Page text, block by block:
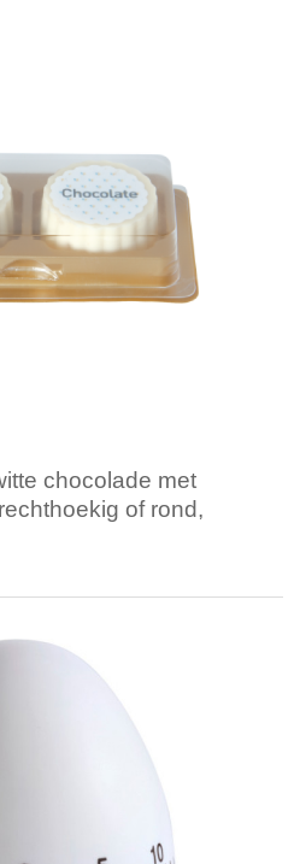
chocolade met
of rond,
per 2 stuks
75